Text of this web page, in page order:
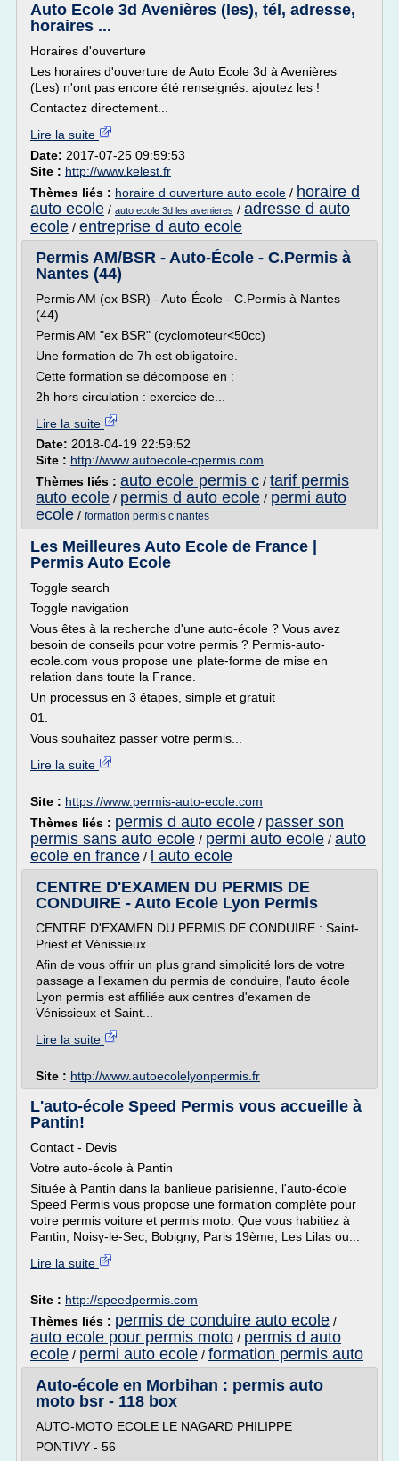
Auto Ecole 3d Avenières (les), tél, adresse,
horaires ...
Horaires d'ouverture
Les horaires d'ouverture de Auto Ecole 3d à Avenières
(Les) n'ont pas encore été renseignés. ajoutez les !
Contactez directement...
Lire la suite
Date: 2017-07-25 09:59:53
Site : http://www.kelest.fr
Thèmes liés : horaire d ouverture auto ecole / horaire d
auto ecole / auto ecole 3d les avenieres / adresse d auto
ecole / entreprise d auto ecole
Permis AM/BSR - Auto-École - C.Permis à
Nantes (44)
Permis AM (ex BSR) - Auto-École - C.Permis à Nantes
(44)
Permis AM "ex BSR" (cyclomoteur<50cc)
Une formation de 7h est obligatoire.
Cette formation se décompose en :
2h hors circulation : exercice de...
Lire la suite
Date: 2018-04-19 22:59:52
Site : http://www.autoecole-cpermis.com
Thèmes liés : auto ecole permis c / tarif permis
auto ecole / permis d auto ecole / permi auto
ecole / formation permis c nantes
Les Meilleures Auto Ecole de France |
Permis Auto Ecole
Toggle search
Toggle navigation
Vous êtes à la recherche d'une auto-école ? Vous avez
besoin de conseils pour votre permis ? Permis-auto-
ecole.com vous propose une plate-forme de mise en
relation dans toute la France.
Un processus en 3 étapes, simple et gratuit
01.
Vous souhaitez passer votre permis...
Lire la suite
Site : https://www.permis-auto-ecole.com
Thèmes liés : permis d auto ecole / passer son
permis sans auto ecole / permi auto ecole / auto
ecole en france /
l auto ecole
CENTRE D'EXAMEN DU PERMIS DE
CONDUIRE - Auto Ecole Lyon Permis
CENTRE D'EXAMEN DU PERMIS DE CONDUIRE : Saint-
Priest et Vénissieux
Afin de vous offrir un plus grand simplicité lors de votre
passage a l'examen du permis de conduire, l'auto école
Lyon permis est affiliée aux centres d'examen de
Vénissieux et Saint...
Lire la suite
Site : http://www.autoecolelyonpermis.fr
L'auto-école Speed Permis vous accueille à
Pantin!
Contact - Devis
Votre auto-école à Pantin
Située à Pantin dans la banlieue parisienne, l'auto-école
Speed Permis vous propose une formation complète pour
votre permis voiture et permis moto. Que vous habitiez à
Pantin, Noisy-le-Sec, Bobigny, Paris 19ème, Les Lilas ou...
Lire la suite
Site : http://speedpermis.com
Thèmes liés : permis de conduire auto ecole /
auto ecole pour permis moto / permis d auto
ecole / permi auto ecole / formation permis auto
Auto-école en Morbihan : permis auto
moto bsr - 118 box
AUTO-MOTO ECOLE LE NAGARD PHILIPPE
PONTIVY - 56